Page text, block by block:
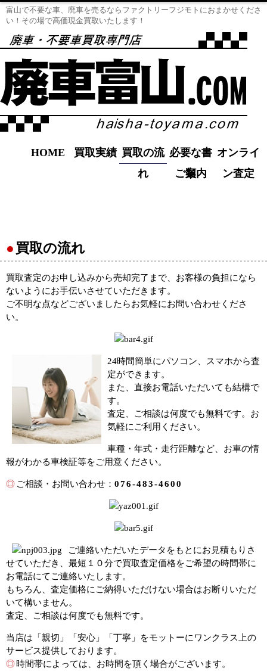
富山で不要な車、廃車を売るならファクトリーフジモトにおまかせくださ
い！その場で高価現金買取いたします！
HOME 買取実績 買取の流
れ
必要な書
類
オンライ
ン査定
ご案内
● 買取の流れ
買取査定のお申し込みから売却完了まで、お客様の負担になら
ないようにお手伝いさせていただきます。
ご不明な点などございましたらお気軽にお問い合わせくださ
い。
24時間簡単にパソコン、スマホから査
定ができます。
また、直接お電話いただいても結構で
す。
査定、ご相談は何度でも無料です。お
気軽にご利用ください。
車種・年式・走行距離など、お車の情
報がわかる車検証等をご用意ください。
◎ ご相談・お問い合わせ： 076-483-4600
ご連絡いただいたデータをもとにお見積もりさ
せていただき、最短１０分で買取査定価格をご希望の時間帯に
お電話にてご連絡いたします。
もちろん、査定価格にご納得いただけない場合はお断りいただ
いて構いません。
査定、ご相談は何度でも無料です。
当店は「親切」「安心」「丁寧」をモットーにワンクラス上の
サービス提供しております。
◎ 時間帯によっては、お時間を頂く場合がございます。